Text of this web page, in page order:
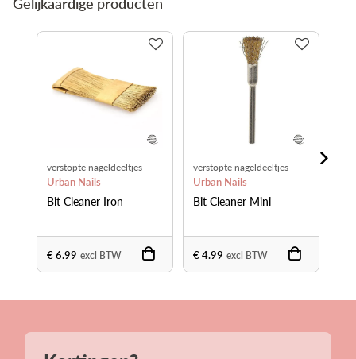
verstopte nageldeeltjes
verwijderen
Urban Nails
Bit Cleaner Iron
€ 6.99 excl BTW
verstopte nageldeeltjes
verwijderen
Urban Nails
Bit Cleaner Mini
€ 4.99 excl BTW